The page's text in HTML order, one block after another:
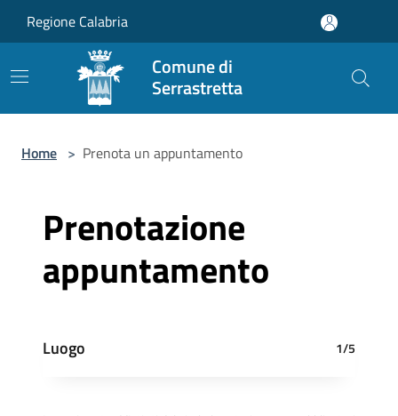
Regione Calabria
Comune di
Serrastretta
Home > Prenota un appuntamento
Prenotazione
appuntamento
Luogo 1/5